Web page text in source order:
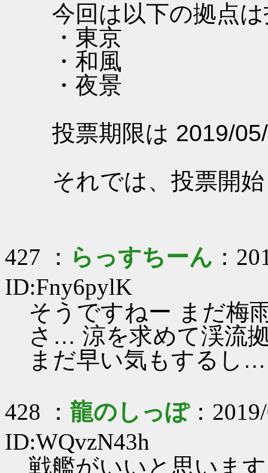
今回は以下の拠点
・東京
・和風
・夜景
投票期限は 2019/
それでは、投票開
427 ： らっすちーん ：
ID:Fny6pylK
そうですねー まだ梅
さ… 涼を求めて渓流
まだ早い気もするし…
428 ： 龍のしっぽ：
ID:WQvzN43h
戦艦がいいと思います